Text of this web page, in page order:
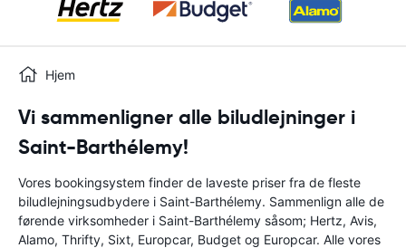
Hjem
Vi sammenligner alle biludlejninger i
Saint-Barthélemy!
Vores bookingsystem finder de laveste priser fra de fleste
biludlejningsudbydere i Saint-Barthélemy. Sammenlign alle de
førende virksomheder i Saint-Barthélemy såsom; Hertz, Avis,
Alamo, Thrifty, Sixt, Europcar, Budget og Europcar. Alle vores